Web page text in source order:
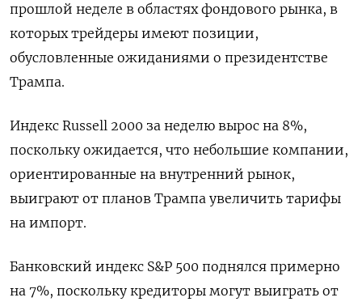
прошлой неделе в областях фондового рынка, в
которых трейдеры имеют позиции,
обусловленные ожиданиями о президентстве
Трампа.
Индекс Russell 2000 за неделю вырос на 8%,
поскольку ожидается, что небольшие компании,
ориентированные на внутренний рынок,
выиграют от планов Трампа увеличить тарифы
на импорт.
Банковский индекс S&P 500 поднялся примерно
на 7%, поскольку кредиторы могут выиграть от